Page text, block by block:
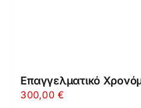
Επαγγελματικό
300,00€